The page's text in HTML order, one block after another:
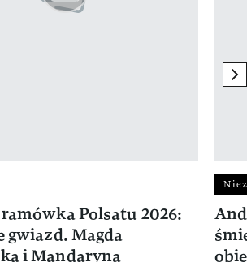
Polsatu 2026:
gwiazd. Magda
i Mandaryna